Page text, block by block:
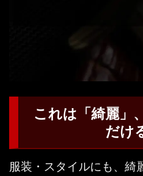
これは「綺麗」
だけ
服装・スタイルにも、綺